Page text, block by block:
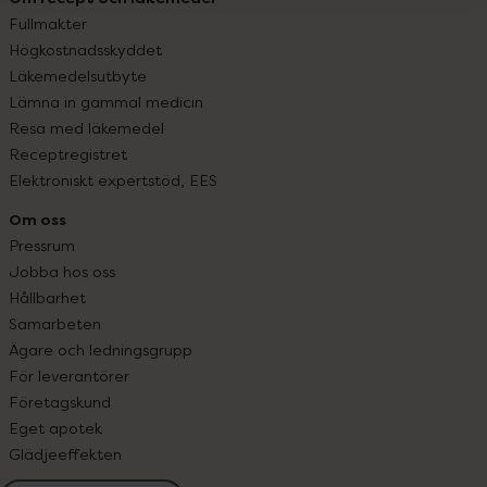
Fullmakter
Högkostnadsskyddet
Läkemedelsutbyte
Lämna in gammal medicin
Resa med läkemedel
Receptregistret
Elektroniskt expertstöd, EES
Om oss
Pressrum
Jobba hos oss
Hållbarhet
Samarbeten
Ägare och ledningsgrupp
För leverantörer
Företagskund
Eget apotek
Glädjeeffekten